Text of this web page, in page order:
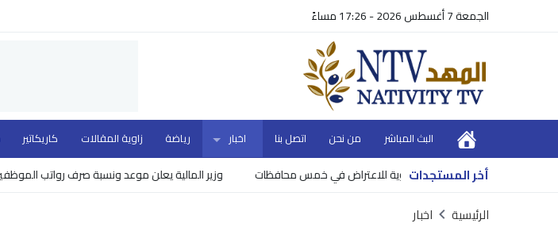
الجمعة 7 أغسطس 2026 - 17:26 مساءً
البث المباشر من نحن اتصل بنا اخبار رياضة زاوية المقالات كاريكاتير
أخر المستجدات وزير المالية يعلن موعد ونسبة صرف رواتب الموظفين
الرئيسية اخبار